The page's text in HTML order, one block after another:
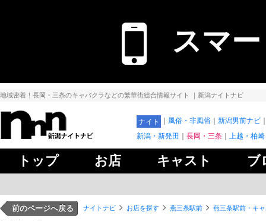
スマ
地域密着！長岡・三条のキャバクラなどの繁華街総合情報サイト ｜新潟ナイトナビ
ナイト 風俗・非風俗
新潟男前ナビ
新潟・新発田
長岡・三条 上越・柏
トップ お店 キャスト ブ
前のページへ戻る ナイトナビ お店を探す 燕三条駅前 燕三条駅前・キ